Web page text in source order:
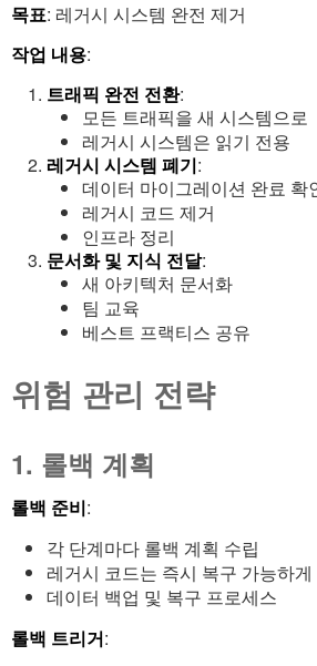
목표: 레거시 시스템 완전 제거
작업 내용:
트래픽 완전 전환:
모든 트래픽을 새 시스템으로
레거시 시스템은 읽기 전용
레거시 시스템 폐기:
데이터 마이그레이션 완료 확
레거시 코드 제거
인프라 정리
문서화 및 지식 전달:
새 아키텍처 문서화
팀 교육
베스트 프랙티스 공유
위험 관리 전략
1. 롤백 계획
롤백 준비:
각 단계마다 롤백 계획 수립
레거시 코드는 즉시 복구 가능하게
데이터 백업 및 복구 프로세스
롤백 트리거: